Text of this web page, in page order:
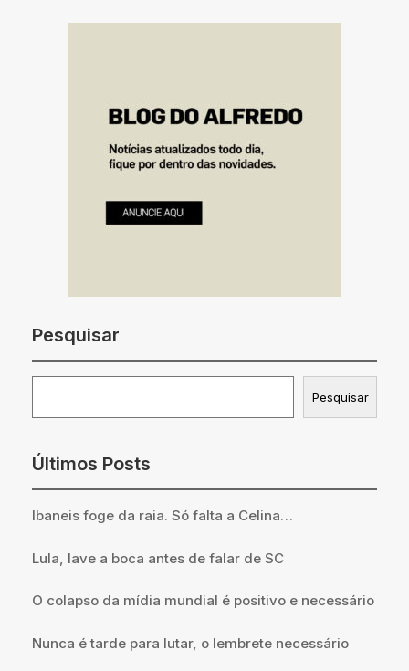
Pesquisar
Pesquisar
Últimos Posts
Ibaneis foge da raia. Só falta a Celina…
Lula, lave a boca antes de falar de SC
O colapso da mídia mundial é positivo e necessário
Nunca é tarde para lutar, o lembrete necessário